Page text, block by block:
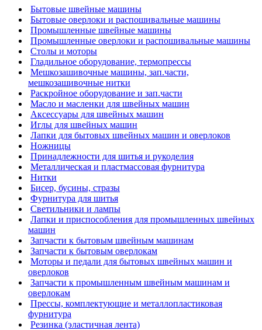
Бытовые швейные машины
Бытовые оверлоки и распошивальные машины
Промышленные швейные машины
Промышленные оверлоки и распошивальные машины
Столы и моторы
Гладильное оборудование, термопрессы
Мешкозашивочные машины, зап.части,
мешкозашивочные нитки
Раскройное оборудование и зап.части
Масло и масленки для швейных машин
Аксессуары для швейных машин
Иглы для швейных машин
Лапки для бытовых швейных машин и оверлоков
Ножницы
Принадлежности для шитья и рукоделия
Металлическая и пластмассовая фурнитура
Нитки
Бисер, бусины, стразы
Фурнитура для шитья
Светильники и лампы
Лапки и приспособления для промышленных швейных
машин
Запчасти к бытовым швейным машинам
Запчасти к бытовым оверлокам
Моторы и педали для бытовых швейных машин и
оверлоков
Запчасти к промышленным швейным машинам и
оверлокам
Прессы, комплектующие и металлопластиковая
фурнитура
Резинка (эластичная лента)